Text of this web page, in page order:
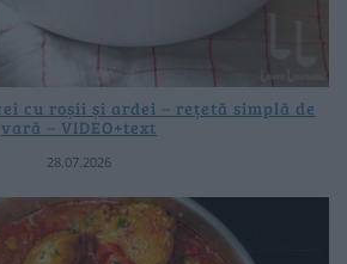
cu roșii și ardei – rețetă simplă de
vară – VIDEO+text
28.07.2026